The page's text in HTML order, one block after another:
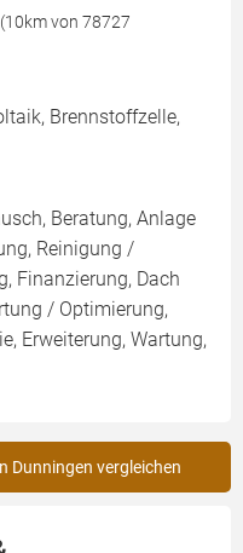
von 78727
Brennstoffzelle,
Beratung, Anlage
Reinigung /
Finanzierung, Dach
/ Optimierung,
Erweiterung, Wartung,
Dunningen vergleichen